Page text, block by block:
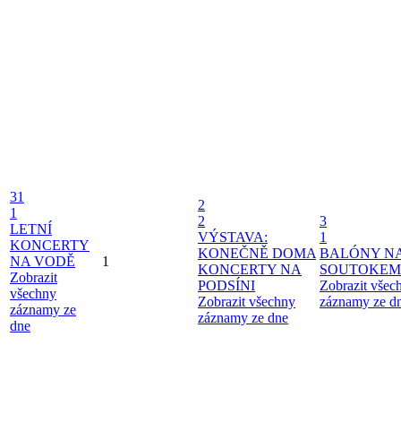
31
1
LETNÍ
KONCERTY
NA VODĚ
Zobrazit
všechny
záznamy ze
dne
1
2
2
VÝSTAVA:
KONEČNĚ DOMA
KONCERTY NA
PODSÍNI
Zobrazit všechny
záznamy ze dne
3
1
BALÓNY
SOUTOKEM
Zobrazit
záznamy ze